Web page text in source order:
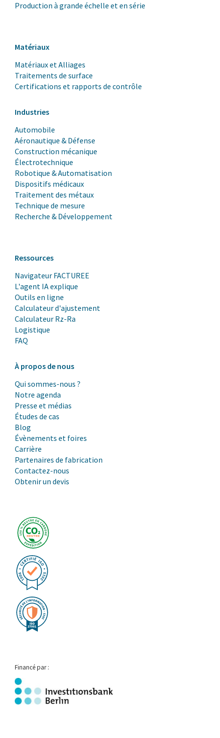
Production à grande échelle et en série
Matériaux
Matériaux et Alliages
Traitements de surface
Certifications et rapports de contrôle
Industries
Automobile
Aéronautique & Défense
Construction mécanique
Électrotechnique
Robotique & Automatisation
Dispositifs médicaux
Traitement des métaux
Technique de mesure
Recherche & Développement
Ressources
Navigateur FACTUREE
L'agent IA explique
Outils en ligne
Calculateur d'ajustement
Calculateur Rz-Ra
Logistique
FAQ
À propos de nous
Qui sommes-nous ?
Notre agenda
Presse et médias
Études de cas
Blog
Évènements et foires
Carrière
Partenaires de fabrication
Contactez-nous
Obtenir un devis
Financé par :